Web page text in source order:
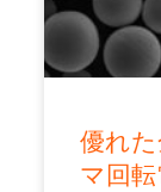
優れ
マ回